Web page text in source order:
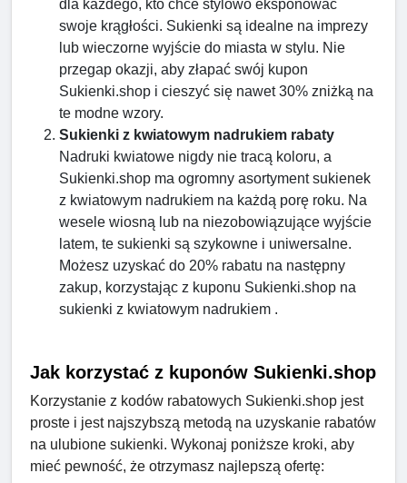
dla każdego, kto chce stylowo eksponować
swoje krągłości. Sukienki są idealne na imprezy
lub wieczorne wyjście do miasta w stylu. Nie
przegap okazji, aby złapać swój kupon
Sukienki.shop i cieszyć się nawet 30% zniżką na
te modne wzory.
Sukienki z kwiatowym nadrukiem rabaty
Nadruki kwiatowe nigdy nie tracą koloru, a
Sukienki.shop ma ogromny asortyment sukienek
z kwiatowym nadrukiem na każdą porę roku. Na
wesele wiosną lub na niezobowiązujące wyjście
latem, te sukienki są szykowne i uniwersalne.
Możesz uzyskać do 20% rabatu na następny
zakup, korzystając z kuponu Sukienki.shop na
sukienki z kwiatowym nadrukiem .
Jak korzystać z kuponów Sukienki.shop
Korzystanie z kodów rabatowych Sukienki.shop jest
proste i jest najszybszą metodą na uzyskanie rabatów
na ulubione sukienki. Wykonaj poniższe kroki, aby
mieć pewność, że otrzymasz najlepszą ofertę: